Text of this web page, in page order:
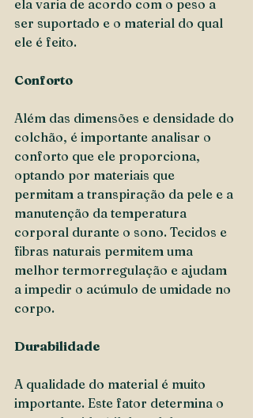
ela varia de acordo com o peso a
ser suportado e o material do qual
ele é feito.
Conforto
Além das dimensões e densidade do
colchão, é importante analisar o
conforto que ele proporciona,
optando por materiais que
permitam a transpiração da pele e a
manutenção da temperatura
corporal durante o sono. Tecidos e
fibras naturais permitem uma
melhor termorregulação e ajudam
a impedir o acúmulo de umidade no
corpo.
Durabilidade
A qualidade do material é muito
importante. Este fator determina o